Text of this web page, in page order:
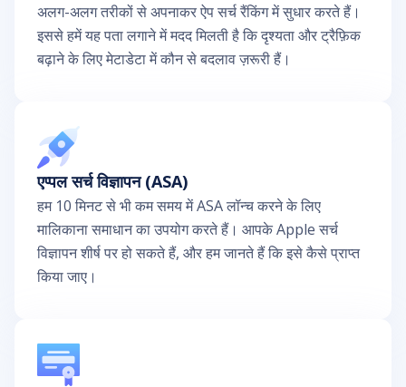
अलग-अलग तरीकों से अपनाकर ऐप सर्च रैंकिंग में सुधार करते हैं।
इससे हमें यह पता लगाने में मदद मिलती है कि दृश्यता और ट्रैफ़िक
बढ़ाने के लिए मेटाडेटा में कौन से बदलाव ज़रूरी हैं।
एप्पल सर्च विज्ञापन (ASA)
हम 10 मिनट से भी कम समय में ASA लॉन्च करने के लिए
मालिकाना समाधान का उपयोग करते हैं। आपके Apple सर्च
विज्ञापन शीर्ष पर हो सकते हैं, और हम जानते हैं कि इसे कैसे प्राप्त
किया जाए।